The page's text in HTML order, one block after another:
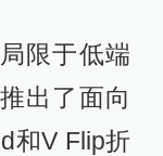
限于低端
出了面向
和V Flip折